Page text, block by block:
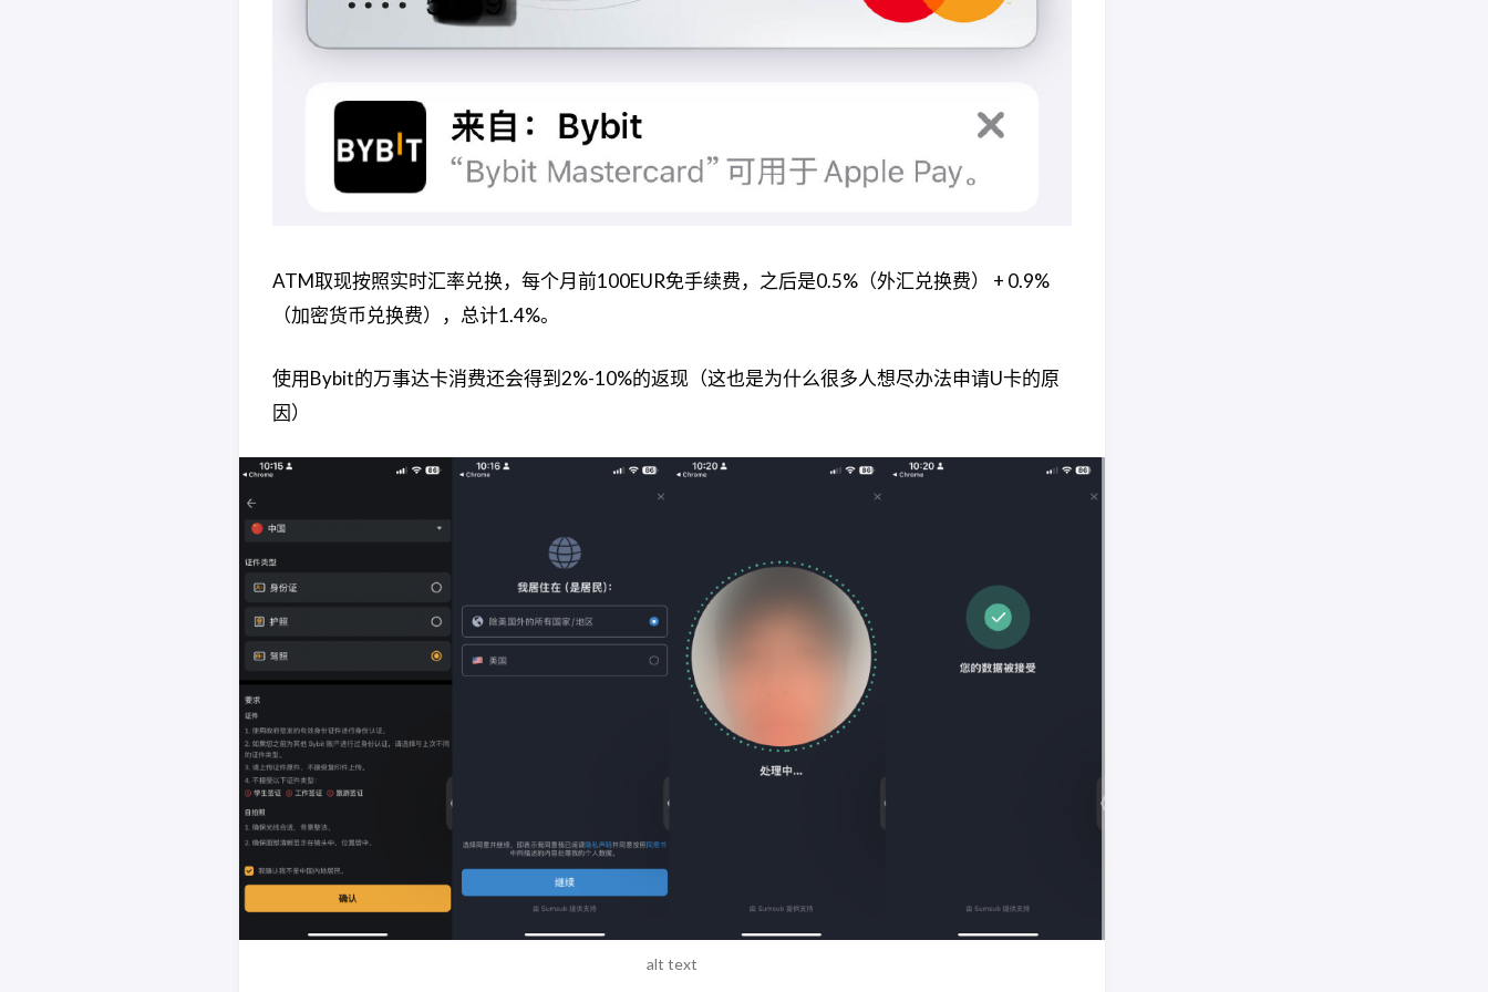
ATM取现按照实时汇率兑换，每个月前100EUR免手续费，之后是0.5%（外汇兑换费） + 0.9%
（加密货币兑换费），总计1.4%。
使用Bybit的万事达卡消费还会得到2%-10%的返现（这也是为什么很多人想尽办法申请U卡的原
因）
alt text